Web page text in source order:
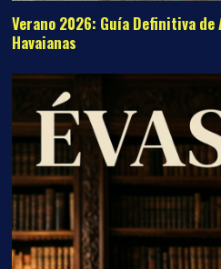
Verano 2026: Guía Definitiva de
Havaianas